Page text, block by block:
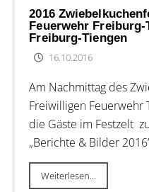
2016
Feuerwehr
Freiburg-Tiengen
16.10.2016
Am Nachmittag des
Freiwilligen Feuerwehr
die Gäste im Festzelt
„Berichte & Bilder
Weiterlesen…